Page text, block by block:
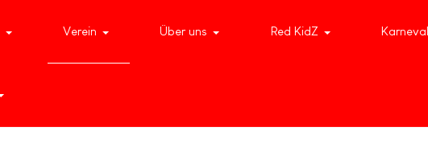
Verein Über uns Red KidZ Karneval